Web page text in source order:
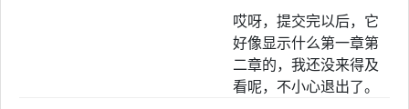
哎呀，提交完以后，它
好像显示什么第一章第
二章的，我还没来得及
看呢，不小心退出了。